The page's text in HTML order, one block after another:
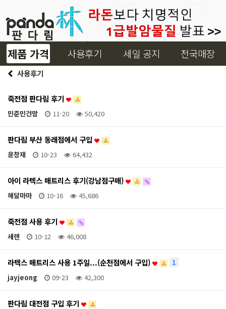
제품 가격 사용후기 세일 공지 전국매장
사용후기
죽전점 판다림 후기
민준민건맘 11-20 50,420
판다림 부산 동래점에서 구입
윤창재 10-23 64,432
아이 라텍스 매트리스 후기(강남점구매)
해달마마 10-16 45,686
죽전점 사용 후기
세렌 10-12 46,008
라텍스 매트리스 사용 1주일...(순천점에서 구입)
1
jayjeong
09-23 42,300
판다림 대전점 구입 후기